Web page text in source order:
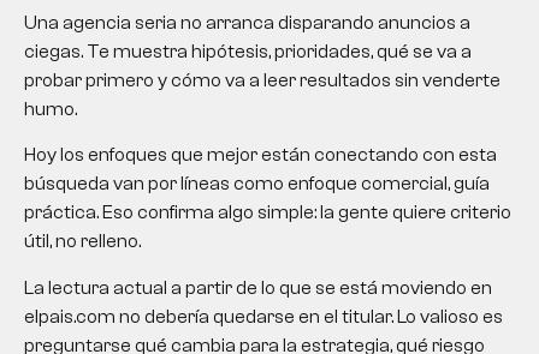
Una agencia seria no arranca disparando anuncios a
ciegas. Te muestra hipótesis, prioridades, qué se va a
probar primero y cómo va a leer resultados sin venderte
humo.
Hoy los enfoques que mejor están conectando con esta
búsqueda van por líneas como enfoque comercial, guía
práctica. Eso confirma algo simple: la gente quiere criterio
útil, no relleno.
La lectura actual a partir de lo que se está moviendo en
elpais.com no debería quedarse en el titular. Lo valioso es
preguntarse qué cambia para la estrategia, qué riesgo